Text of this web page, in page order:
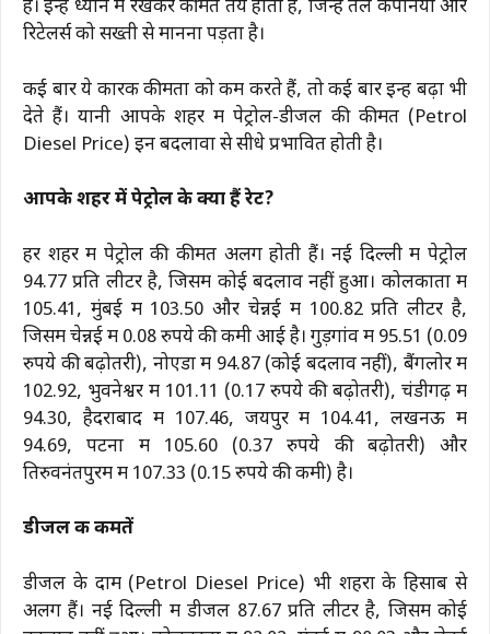
हैं। इन्हें ध्यान में रखकर कीमतें तय होती हैं, जिन्हें तेल कंपनियों और
रिटेलर्स को सख्ती से मानना पड़ता है।
कई बार ये कारक कीमतों को कम करते हैं, तो कई बार इन्हें बढ़ा भी
देते हैं। यानी आपके शहर में पेट्रोल-डीजल की कीमत (Petrol
Diesel Price) इन बदलावों से सीधे प्रभावित होती है।
आपके शहर में पेट्रोल के क्या हैं रेट?
हर शहर में पेट्रोल की कीमतें अलग होती हैं। नई दिल्ली में पेट्रोल
₹94.77 प्रति लीटर है, जिसमें कोई बदलाव नहीं हुआ। कोलकाता में
₹105.41, मुंबई में ₹103.50 और चेन्नई में ₹100.82 प्रति लीटर है,
जिसमें चेन्नई में 0.08 रुपये की कमी आई है। गुड़गांव में ₹95.51 (0.09
रुपये की बढ़ोतरी), नोएडा में ₹94.87 (कोई बदलाव नहीं), बैंगलोर में
₹102.92, भुवनेश्वर में ₹101.11 (0.17 रुपये की बढ़ोतरी), चंडीगढ़ में
₹94.30, हैदराबाद में ₹107.46, जयपुर में ₹104.41, लखनऊ में
₹94.69, पटना में ₹105.60 (0.37 रुपये की बढ़ोतरी) और
तिरुवनंतपुरम में ₹107.33 (0.15 रुपये की कमी) है।
डीजल की कीमतें
डीजल के दाम (Petrol Diesel Price) भी शहरों के हिसाब से
अलग हैं। नई दिल्ली में डीजल ₹87.67 प्रति लीटर है, जिसमें कोई